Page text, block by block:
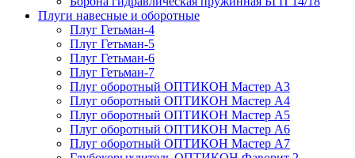
Плуги навесные и оборотные
Плуг Гетьман-4
Плуг Гетьман-5
Плуг Гетьман-6
Плуг Гетьман-7
Плуг оборотный ОПТИКОН Мастер А3
Плуг оборотный ОПТИКОН Мастер А4
Плуг оборотный ОПТИКОН Мастер А5
Плуг оборотный ОПТИКОН Мастер А6
Плуг оборотный ОПТИКОН Мастер А7